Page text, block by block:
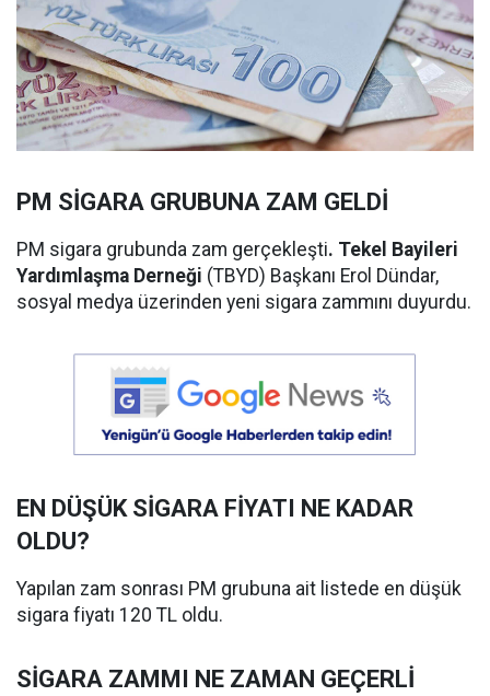
PM SİGARA GRUBUNA ZAM GELDİ
PM sigara grubunda zam gerçekleşti. Tekel Bayileri
Yardımlaşma Derneği (TBYD) Başkanı Erol Dündar,
sosyal medya üzerinden yeni sigara zammını duyurdu.
EN DÜŞÜK SİGARA FİYATI NE KADAR
OLDU?
Yapılan zam sonrası PM grubuna ait listede en düşük
sigara fiyatı 120 TL oldu.
SİGARA ZAMMI NE ZAMAN GEÇERLİ